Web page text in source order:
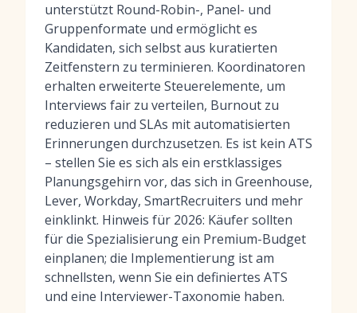
unterstützt Round-Robin-, Panel- und
Gruppenformate und ermöglicht es
Kandidaten, sich selbst aus kuratierten
Zeitfenstern zu terminieren. Koordinatoren
erhalten erweiterte Steuerelemente, um
Interviews fair zu verteilen, Burnout zu
reduzieren und SLAs mit automatisierten
Erinnerungen durchzusetzen. Es ist kein ATS
– stellen Sie es sich als ein erstklassiges
Planungsgehirn vor, das sich in Greenhouse,
Lever, Workday, SmartRecruiters und mehr
einklinkt. Hinweis für 2026: Käufer sollten
für die Spezialisierung ein Premium-Budget
einplanen; die Implementierung ist am
schnellsten, wenn Sie ein definiertes ATS
und eine Interviewer-Taxonomie haben.